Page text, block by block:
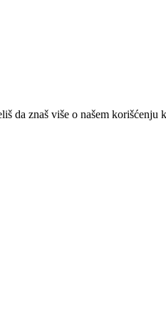
da znaš više o našem korišćenju